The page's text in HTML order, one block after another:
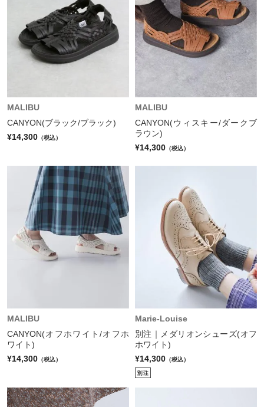
MALIBU
CANYON(ブラック/ブラック)
¥14,300 （税込）
MALIBU
CANYON(ウィスキー/ダークブ
ラウン)
¥14,300 （税込）
MALIBU
CANYON(オフホワイト/オフホ
ワイト)
¥14,300 （税込）
Marie-Louise
別注｜メダリオンシューズ(オフ
ホワイト)
¥14,300 （税込）